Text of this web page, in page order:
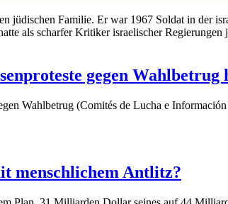
jüdischen Familie. Er war 1967 Soldat in der
als scharfer Kritiker israelischer Regierungen
gegen Wahlbetrug
Wahlbetrug (Comités de Lucha e
menschlichem Antlitz?